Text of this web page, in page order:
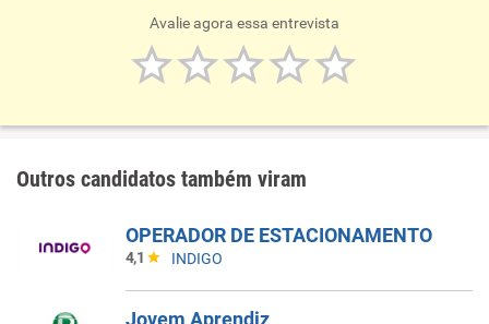
Avalie agora essa entrevista
Outros candidatos também viram
OPERADOR DE ESTACIONAMENTO
4,1 INDIGO
Jovem Aprendiz